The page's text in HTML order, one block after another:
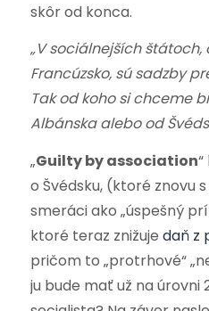
skôr od konca.
„V sociálnejších štátoch,
Francúzsko, sú sadzby
Tak od koho si chceme
Albánska alebo od
„Guilty by association
o Švédsku, (ktoré znovu
smeráci ako „úspešný
ktoré teraz znižuje daň z
pričom to „protrhové“
ju bude mať už na úrovni